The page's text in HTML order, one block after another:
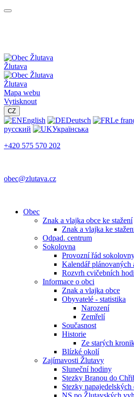
Žlutava
Žlutava
Mapa webu
Vytisknout
CZ
English Deutsch Le
русский
Українська
+420 575 570 202
obec@zlutava.cz
Obec
Znak a vlajka obce ke stažení
Znak a vlajka ke
Odpad. centrum
Sokolovna
Provozní řád
Kalendář plánovaných
Rozvrh cvičebních
Informace o obci
Znak a vlajka obce
Obyvatelé - statistika
Narození
Zemřelí
Současnost
Historie
Ze starých
Blízké okolí
Zajímavosti Žlutavy
Sluneční hodiny
Stezky Branou do
Stezky napajedelských
NS po Žlutavských